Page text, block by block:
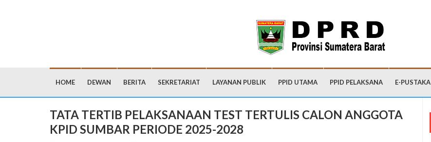
HOME DEWAN BERITA SEKRETARIAT LAYANAN PUBLIK PPID UTAMA PPID PELAKSANA E-PUSTAKA
TATA TERTIB PELAKSANAAN TEST TERTULIS CALON ANGGOTA
KPID SUMBAR PERIODE 2025-2028